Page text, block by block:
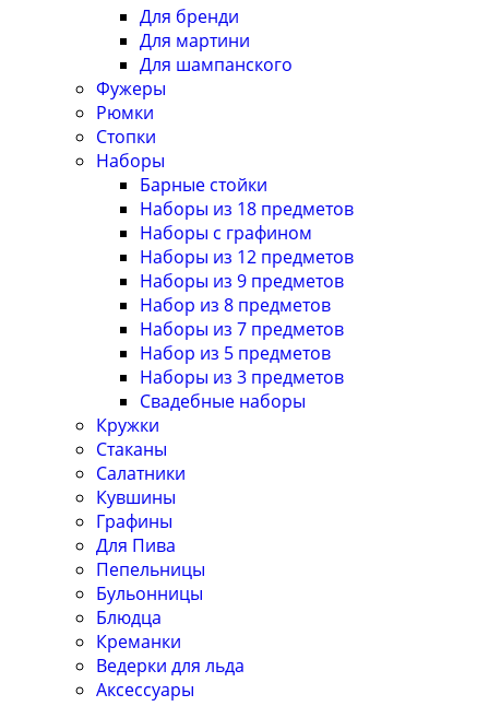
Для бренди
Для мартини
Для шампанского
Фужеры
Рюмки
Стопки
Наборы
Барные стойки
Наборы из 18 предметов
Наборы с графином
Наборы из 12 предметов
Наборы из 9 предметов
Набор из 8 предметов
Наборы из 7 предметов
Набор из 5 предметов
Наборы из 3 предметов
Свадебные наборы
Кружки
Стаканы
Салатники
Кувшины
Графины
Для Пива
Пепельницы
Бульонницы
Блюдца
Креманки
Ведерки для льда
Аксессуары